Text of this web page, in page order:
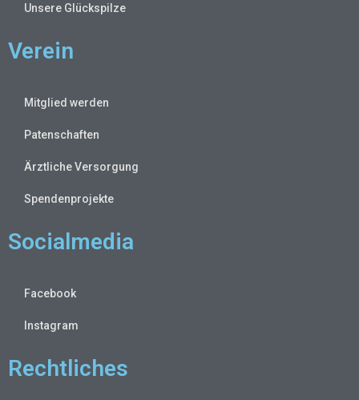
Unsere Glückspilze
Verein
Mitglied werden
Patenschaften
Ärztliche Versorgung
Spendenprojekte
Socialmedia
Facebook
Instagram
Rechtliches